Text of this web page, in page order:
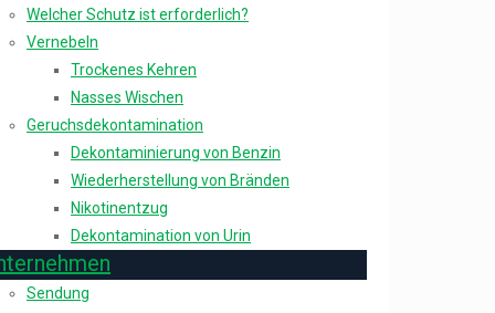
Welcher Schutz ist erforderlich?
Vernebeln
Trockenes Kehren
Nasses Wischen
Geruchsdekontamination
Dekontaminierung von Benzin
Wiederherstellung von Bränden
Nikotinentzug
Dekontamination von Urin
Sendung